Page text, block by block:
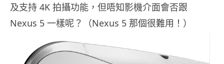
及支持 4K 拍攝功能，但唔知影機介面會否跟
Nexus 5 一樣呢？（Nexus 5 那個很難用！）